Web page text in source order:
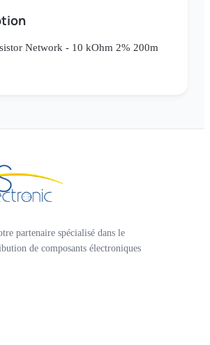
Network - 10 kOhm 2% 200m
partenaire spécialisé dans le
de composants électroniques